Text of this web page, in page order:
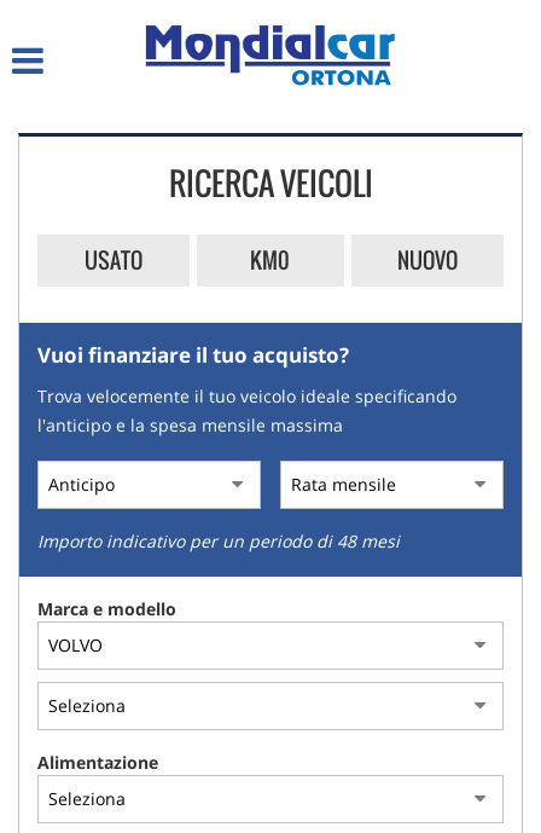
ACQUISTIAMO USATO
ASSISTENZA
CONTATTI
RICERCA VEICOLI
USATO KM0 NUOVO
Vuoi finanziare il tuo acquisto?
Trova velocemente il tuo veicolo ideale specificando
l'anticipo e la spesa mensile massima
Importo indicativo per un periodo di 48 mesi
Marca e modello
Alimentazione